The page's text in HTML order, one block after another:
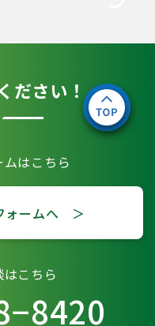
ださい！
はこちら
ォームへ ＞
こちら